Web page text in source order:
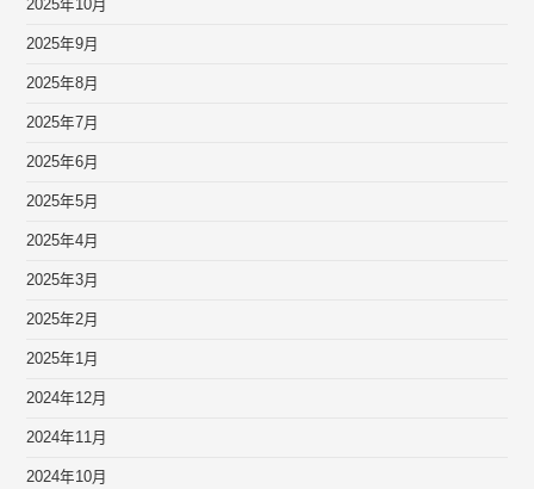
2025年10月
2025年9月
2025年8月
2025年7月
2025年6月
2025年5月
2025年4月
2025年3月
2025年2月
2025年1月
2024年12月
2024年11月
2024年10月